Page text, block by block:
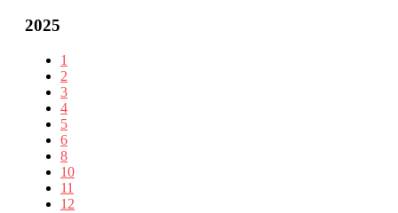
2025
1
2
3
4
5
6
8
10
11
12